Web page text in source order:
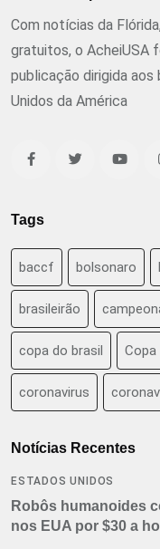
Com notícias da
gratuitos, o AcheiUSA
publicação dirigida
Unidos da América
Tags
baccf bolsonaro
brasileirão
copa do brasil
coronavirus
Notícias Recentes
ESTADOS UNIDOS
Robôs humanoides
nos EUA por $30 a